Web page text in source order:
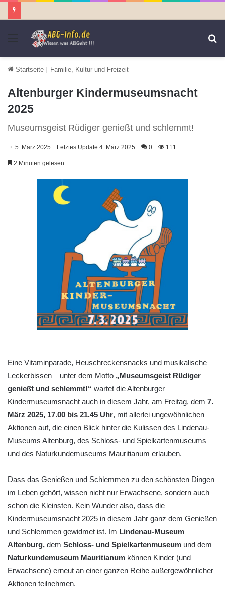
Menü
Startseite | Familie, Kultur und Freizeit
Altenburger Kindermuseumsnacht
2025
Museumsgeist Rüdiger genießt und schlemmt!
5. März 2025 Letztes Update 4. März 2025 0 111
2 Minuten gelesen
Eine Vitaminparade, Heuschreckensnacks und musikalische
Leckerbissen – unter dem Motto „Museumsgeist Rüdiger
genießt und schlemmt!“ wartet die Altenburger
Kindermuseumsnacht auch in diesem Jahr, am Freitag, dem 7.
März 2025, 17.00 bis 21.45 Uhr, mit allerlei ungewöhnlichen
Aktionen auf, die einen Blick hinter die Kulissen des Lindenau-
Museums Altenburg, des Schloss- und Spielkartenmuseums
und des Naturkundemuseums Mauritianum erlauben.
Dass das Genießen und Schlemmen zu den schönsten Dingen
im Leben gehört, wissen nicht nur Erwachsene, sondern auch
schon die Kleinsten. Kein Wunder also, dass die
Kindermuseumsnacht 2025 in diesem Jahr ganz dem Genießen
und Schlemmen gewidmet ist. Im Lindenau-Museum
Altenburg, dem Schloss- und Spielkartenmuseum und dem
Naturkundemuseum Mauritianum können Kinder (und
Erwachsene) erneut an einer ganzen Reihe außergewöhnlicher
Aktionen teilnehmen.